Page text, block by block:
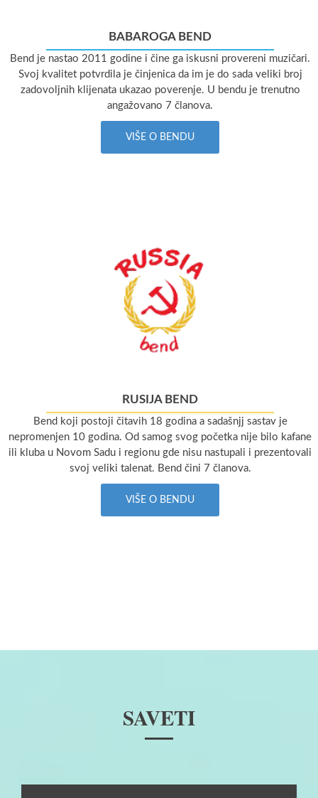
BABAROGA BEND
Bend je nastao 2011 godine i čine ga iskusni provereni muzičari.
Svoj kvalitet potvrdila je činjenica da im je do sada veliki broj
zadovoljnih klijenata ukazao poverenje. U bendu je trenutno
angažovano 7 članova.
VIŠE O BENDU
RUSIJA BEND
Bend koji postoji čitavih 18 godina a sadašnjj sastav je
nepromenjen 10 godina. Od samog svog početka nije bilo kafane
ili kluba u Novom Sadu i regionu gde nisu nastupali i prezentovali
svoj veliki talenat. Bend čini 7 članova.
VIŠE O BENDU
SAVETI